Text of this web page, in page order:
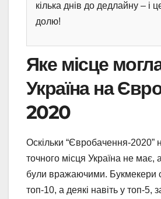
кілька днів до дедлайну – і
долю!
Яке місце
Україна на
2020
Оскільки “Євробачення-2020”
точного місця Україна не має,
були вражаючими. Букмекери
топ-10, а деякі навіть у топ-5,